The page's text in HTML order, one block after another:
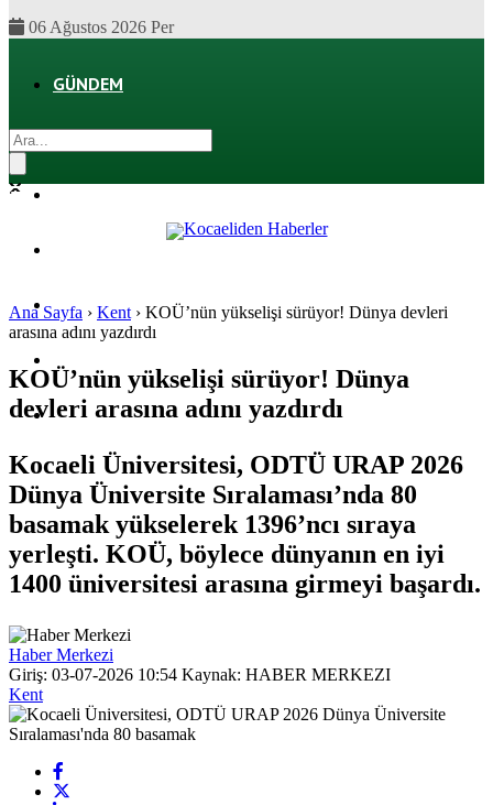
06 Ağustos 2026 Per
GÜNDEM
SPOR
SAĞLIK
Ana Sayfa › Kent › KOÜ’nün yükselişi sürüyor! Dünya devleri
arasına adını yazdırdı
KOÜ’nün yükselişi sürüyor! Dünya
devleri arasına adını yazdırdı
Kocaeli Üniversitesi, ODTÜ URAP 2026
Dünya Üniversite Sıralaması’nda 80
basamak yükselerek 1396’ncı sıraya
yerleşti. KOÜ, böylece dünyanın en iyi
1400 üniversitesi arasına girmeyi başardı.
Haber Merkezi
Giriş: 03-07-2026 10:54 Kaynak: HABER MERKEZI
Kent